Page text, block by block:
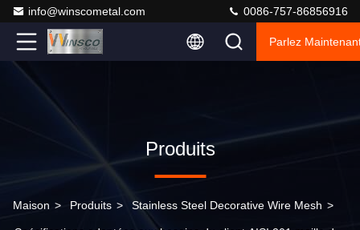
info@winscometal.com 0086-757-86856916
Parlez
Produits
Maison > Produits > Stainless Steel Decorative Wire Mesh >